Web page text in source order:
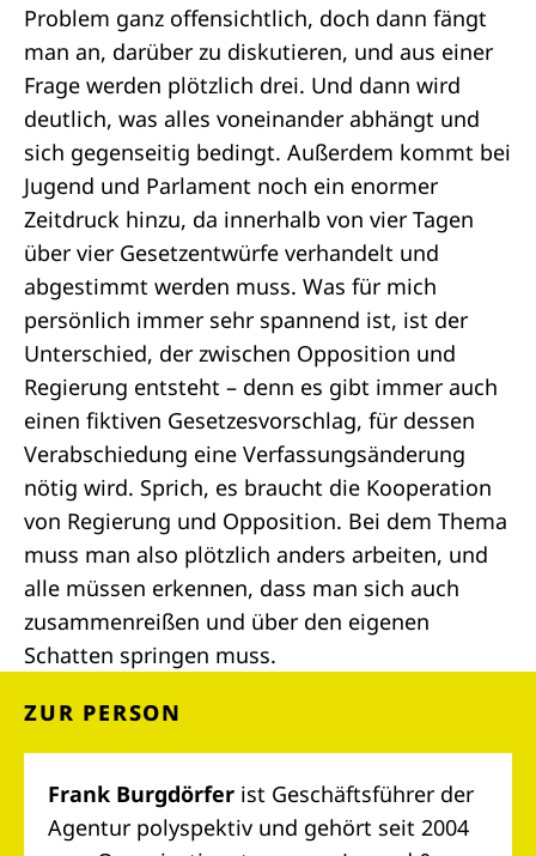
Problem ganz offensichtlich, doch dann fängt
man an, darüber zu diskutieren, und aus einer
Frage werden plötzlich drei. Und dann wird
deutlich, was alles voneinander abhängt und
sich gegenseitig bedingt. Außerdem kommt bei
Jugend und Parlament noch ein enormer
Zeitdruck hinzu, da innerhalb von vier Tagen
über vier Gesetzentwürfe verhandelt und
abgestimmt werden muss. Was für mich
persönlich immer sehr spannend ist, ist der
Unterschied, der zwischen Opposition und
Regierung entsteht – denn es gibt immer auch
einen fiktiven Gesetzesvorschlag, für dessen
Verabschiedung eine Verfassungsänderung
nötig wird. Sprich, es braucht die Kooperation
von Regierung und Opposition. Bei dem Thema
muss man also plötzlich anders arbeiten, und
alle müssen erkennen, dass man sich auch
zusammenreißen und über den eigenen
Schatten springen muss.
ZUR PERSON
Frank Burgdörfer ist Geschäftsführer der
Agentur polyspektiv und gehört seit 2004